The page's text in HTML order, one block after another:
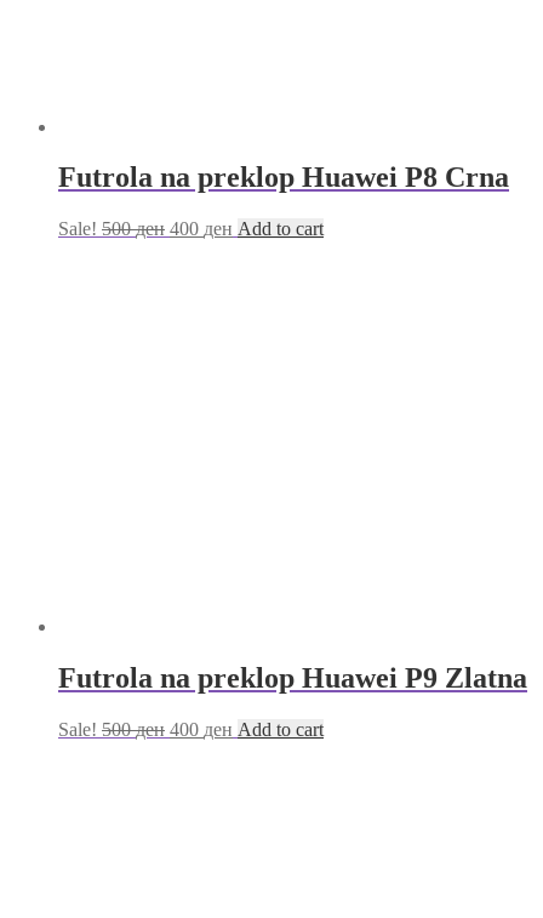
Futrola na preklop Huawei P8 Crna
Sale! 500ден 400 ден Add to cart
Futrola na preklop Huawei P9 Zlatna
Sale! 500ден 400 ден Add to cart